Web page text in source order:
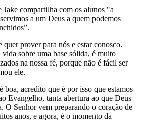
Jake compartilha com os alunos "a
a um Deus a quem podemos
prover para nós e estar conosco.
sobre uma base sólida, é muito
na nossa fé, porque não é fácil ser
ele.
acredito que é por isso que estamos
Evangelho, tanta abertura ao que Deus
O Senhor vem preparando o coração de
anos, e agora, é o momento da